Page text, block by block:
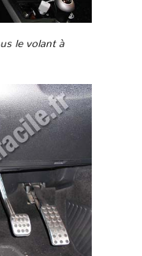
le volant à